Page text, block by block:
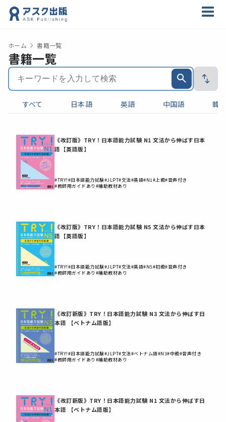
ホーム 書籍一覧
書籍一覧
すべて 日本語 英語 中国語 韓
《改訂版》TRY！日本語能力試験 N1 文法から伸ばす日本
語【英語版】
#TRY!#日本語能力試験#JLPT#文法#英語#N1#上級#音声付き
#教師用ガイドあり #補助教材あり
《改訂版》TRY！日本語能力試験 N5 文法から伸ばす日本
語【英語版】
#TRY!#日本語能力試験#JLPT#文法#英語#N5#初級#音声付き
#教師用ガイドあり #補助教材あり
《改訂新版》TRY！日本語能力試験 N3 文法から伸ばす日
本語 【ベトナム語版】
#TRY!#日本語能力試験#JLPT#文法#ベトナム語#N3#中級#音声付き
#教師用ガイドあり #補助教材あり
《改訂新版》TRY！日本語能力試験 N1 文法から伸ばす日
本語 【ベトナム語版】